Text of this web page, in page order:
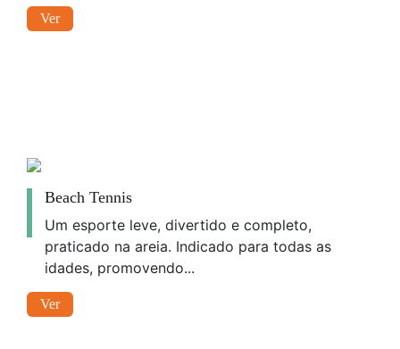
Ver
Beach Tennis
Um esporte leve, divertido e completo,
praticado na areia. Indicado para todas as
idades, promovendo...
Ver